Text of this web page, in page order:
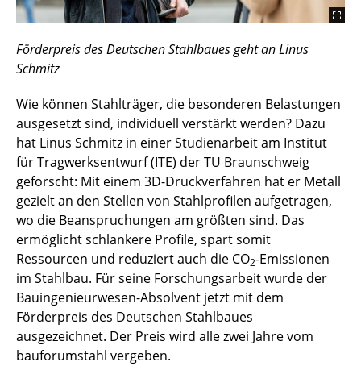
Förderpreis des Deutschen Stahlbaues geht an Linus
Schmitz
Wie können Stahlträger, die besonderen Belastungen
ausgesetzt sind, individuell verstärkt werden? Dazu
hat Linus Schmitz in einer Studienarbeit am Institut
für Tragwerksentwurf (ITE) der TU Braunschweig
geforscht: Mit einem 3D-Druckverfahren hat er Metall
gezielt an den Stellen von Stahlprofilen aufgetragen,
wo die Beanspruchungen am größten sind. Das
ermöglicht schlankere Profile, spart somit
Ressourcen und reduziert auch die CO2-Emissionen
im Stahlbau. Für seine Forschungsarbeit wurde der
Bauingenieurwesen-Absolvent jetzt mit dem
Förderpreis des Deutschen Stahlbaues
ausgezeichnet. Der Preis wird alle zwei Jahre vom
bauforumstahl vergeben.